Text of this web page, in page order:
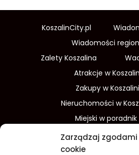
Zarządzaj zgodami
cookie
KoszalinCity.pl
Wiadomości
Zalety Koszalina
Atrakcje w
Zakupy w
Nieruchomości w
Miejski w poradnik
Wydarzenia w
Sport w Koszalinie